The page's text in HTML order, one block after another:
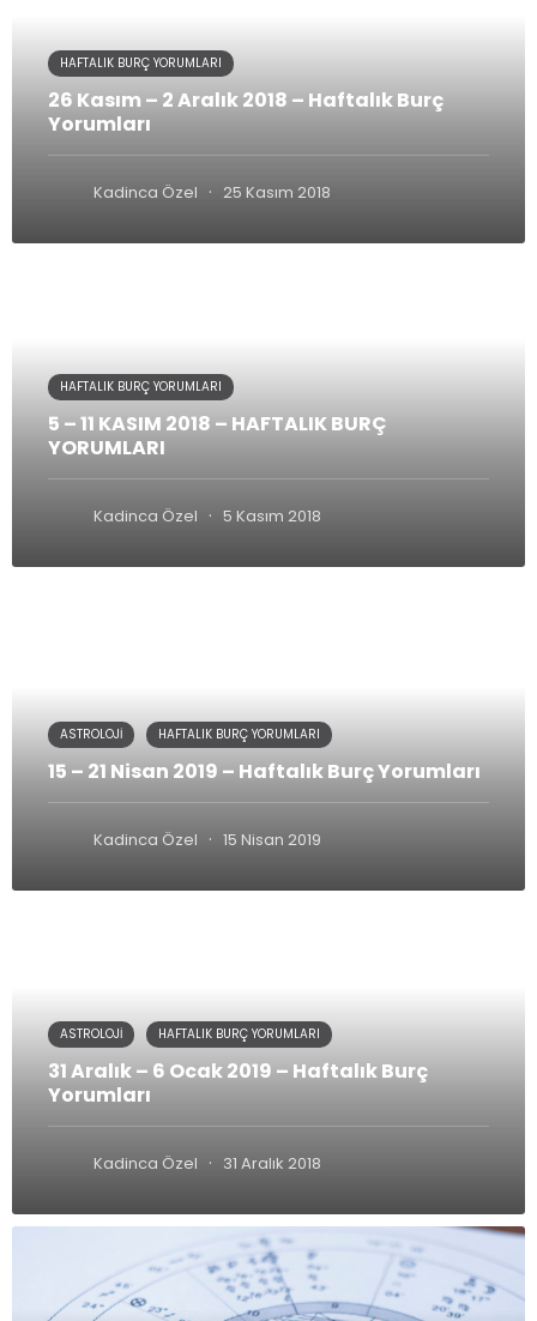
HAFTALIK BURÇ YORUMLARI
26 Kasım – 2 Aralık 2018 – Haftalık Burç
Yorumları
Kadinca Özel · 25 Kasım 2018
HAFTALIK BURÇ YORUMLARI
5 – 11 KASIM 2018 – HAFTALIK BURÇ
YORUMLARI
Kadinca Özel · 5 Kasım 2018
ASTROLOJI HAFTALIK BURÇ YORUMLARI
15 – 21 Nisan 2019 – Haftalık Burç Yorumları
Kadinca Özel · 15 Nisan 2019
ASTROLOJI HAFTALIK BURÇ YORUMLARI
31 Aralık – 6 Ocak 2019 – Haftalık Burç
Yorumları
Kadinca Özel · 31 Aralık 2018